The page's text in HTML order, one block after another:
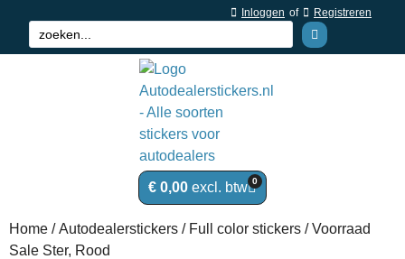
Inloggen of Registreren
€0,00 0
Home /Autodealerstickers / Full color stickers / Voorraad
Sale Ster, Rood